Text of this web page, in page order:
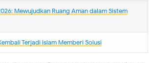
Mewujudkan Ruang Aman dalam Sistem
Terjadi lslam Memberi Solusi